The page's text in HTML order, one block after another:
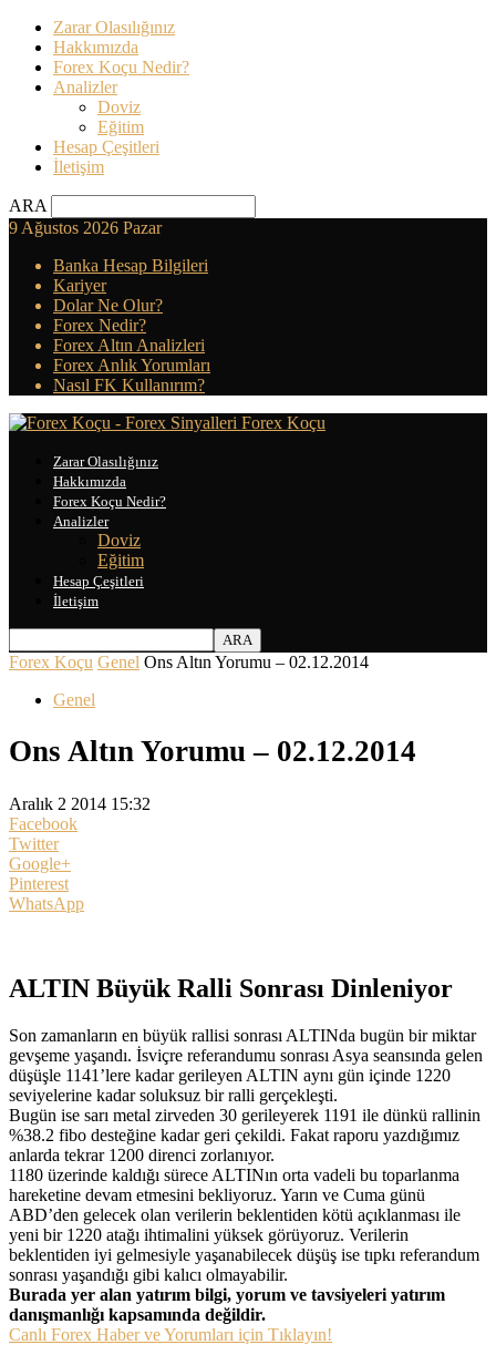
Zarar Olasılığınız
Hakkımızda
Forex Koçu Nedir?
Analizler
Doviz
Eğitim
Hesap Çeşitleri
İletişim
ARA
9 Ağustos 2026 Pazar
Banka Hesap Bilgileri
Kariyer
Dolar Ne Olur?
Forex Nedir?
Forex Altın Analizleri
Forex Anlık Yorumları
Nasıl FK Kullanırım?
Forex Koçu
Zarar Olasılığınız
Hakkımızda
Forex Koçu Nedir?
Analizler
Doviz
Eğitim
Hesap Çeşitleri
İletişim
Forex Koçu Genel Ons Altın Yorumu – 02.12.2014
Genel
Ons Altın Yorumu – 02.12.2014
Aralık 2 2014 15:32
Facebook
Twitter
Google+
Pinterest
WhatsApp
ALTIN Büyük Ralli Sonrası Dinleniyor
Son zamanların en büyük rallisi sonrası ALTINda bugün bir miktar
gevşeme yaşandı. İsviçre referandumu sonrası Asya seansında gelen
düşüşle 1141’lere kadar gerileyen ALTIN aynı gün içinde 1220
seviyelerine kadar soluksuz bir ralli gerçekleşti.
Bugün ise sarı metal zirveden 30 gerileyerek 1191 ile dünkü rallinin
%38.2 fibo desteğine kadar geri çekildi. Fakat raporu yazdığımız
anlarda tekrar 1200 direnci zorlanıyor.
1180 üzerinde kaldığı sürece ALTINın orta vadeli bu toparlanma
hareketine devam etmesini bekliyoruz. Yarın ve Cuma günü
ABD’den gelecek olan verilerin beklentiden kötü açıklanması ile
yeni bir 1220 atağı ihtimalini yüksek görüyoruz. Verilerin
beklentiden iyi gelmesiyle yaşanabilecek düşüş ise tıpkı referandum
sonrası yaşandığı gibi kalıcı olmayabilir.
Burada yer alan yatırım bilgi, yorum ve tavsiyeleri yatırım
danışmanlığı kapsamında değildir.
Canlı Forex Haber ve Yorumları için Tıklayın!